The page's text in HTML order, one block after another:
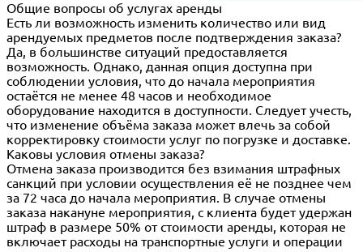
Общие вопросы об услугах аренды
Есть ли возможность изменить количество или вид
арендуемых предметов после подтверждения заказа?
Да, в большинстве ситуаций предоставляется
возможность. Однако, данная опция доступна при
соблюдении условия, что до начала мероприятия
остаётся не менее 48 часов и необходимое
оборудование находится в доступности. Следует учесть,
что изменение объёма заказа может влечь за собой
корректировку стоимости услуг по погрузке и доставке.
Каковы условия отмены заказа?
Отмена заказа производится без взимания штрафных
санкций при условии осуществления её не позднее чем
за 72 часа до начала мероприятия. В случае отмены
заказа накануне мероприятия, с клиента будет удержан
штраф в размере 50% от стоимости аренды, которая не
включает расходы на транспортные услуги и операции